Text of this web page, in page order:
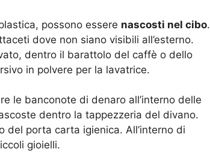
possono essere nascosti nel cibo.
dove non siano visibili all’esterno.
dentro il barattolo del caffè o dello
in polvere per la lavatrice.
le banconote di denaro all’interno delle
dentro la tappezzeria del divano.
porta carta igienica. All’interno di
gioielli.